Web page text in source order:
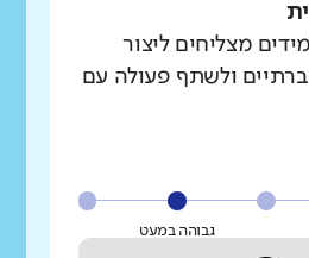
מצליחים ליצור
ולשתף פעולה עם
גבוהה במעט